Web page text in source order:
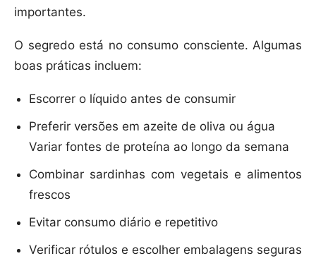
importantes.
O segredo está no consumo consciente. Algumas
boas práticas incluem:
Escorrer o líquido antes de consumir
Preferir versões em azeite de oliva ou água
Variar fontes de proteína ao longo da semana
Combinar sardinhas com vegetais e alimentos
frescos
Evitar consumo diário e repetitivo
Verificar rótulos e escolher embalagens seguras